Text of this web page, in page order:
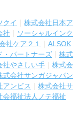
クイ
株式会社日本ア
社
ソーシャルインク
社ケア２１
ALSOK
・パートナーズ
株式
社やさしい手
株式会
式会社サンガジャパン
アンビス
株式会社サ
会福祉法人ノテ福祉